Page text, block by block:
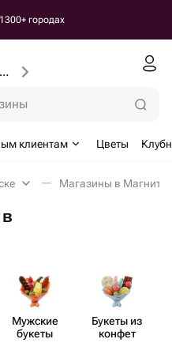
городах
Введите город, улицу и дом доставки
клиентам Цветы
Магазины в
Мужские
букеты
Букеты из
конфет